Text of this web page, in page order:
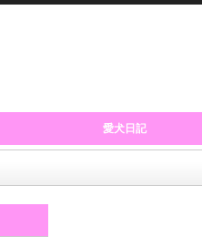
愛犬日記